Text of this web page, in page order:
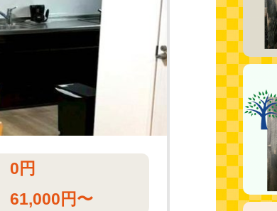
0 円
61,000 円〜